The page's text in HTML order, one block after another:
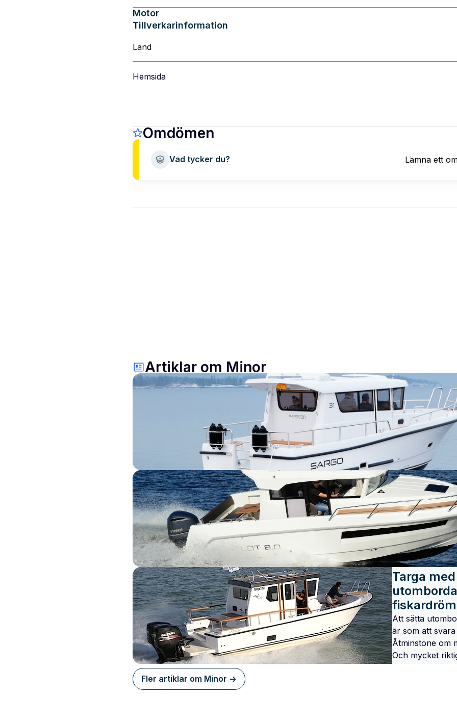
Motor
Tillverkarinformation
Land
Hemsida
Omdömen
Vad tycker du? Lämna ett
Artiklar om Minor
Targa med
Att sätta
är som att
Åtminstone om
Och mycket
Fler artiklar om Minor ->